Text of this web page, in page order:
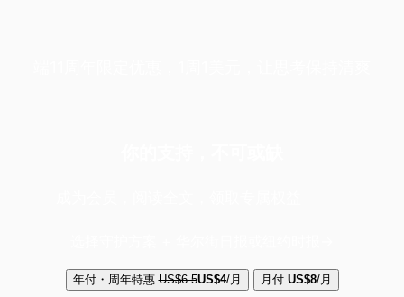
年付・周年特惠 US$6.5US$4/月 月付 US$8/月